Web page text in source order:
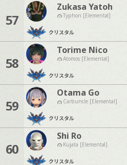
57
Zukasa Yatoh
Typhon [Elemental]
クリスタル
58
Torime Nico
Atomos [Elemental]
クリスタル
59
Otama Go
Carbuncle [Elemental]
クリスタル
60
Shi Ro
Kujata [Elemental]
クリスタル